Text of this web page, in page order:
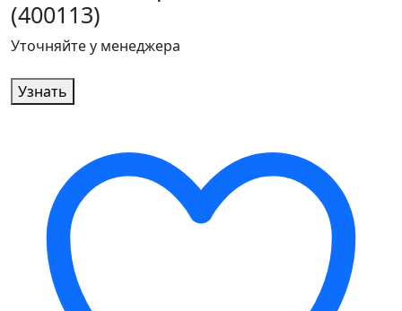
(400113)
Уточняйте у менеджера
Узнать